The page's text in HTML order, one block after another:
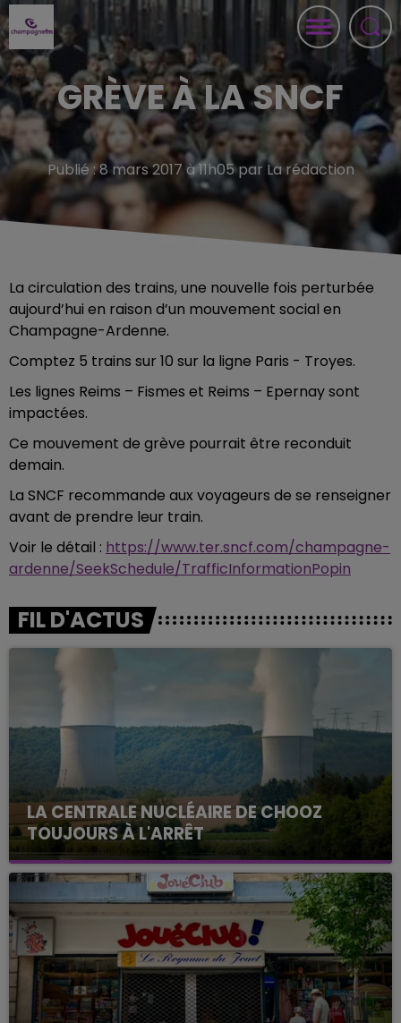
GRÈVE À LA SNCF
Publié : 8 mars 2017 à 11h05 par La rédaction
La circulation des trains, une nouvelle fois perturbée
aujourd’hui en raison d’un mouvement social en
Champagne-Ardenne.
Comptez 5 trains sur 10 sur la ligne Paris - Troyes.
Les lignes Reims – Fismes et Reims – Epernay sont
impactées.
Ce mouvement de grève pourrait être reconduit
demain.
La SNCF recommande aux voyageurs de se renseigner
avant de prendre leur train.
Voir le détail : https://www.ter.sncf.com/champagne-
ardenne/SeekSchedule/TrafficInformationPopin
FIL D'ACTUS
LA CENTRALE NUCLÉAIRE DE CHOOZ
TOUJOURS À L'ARRÊT
Cela fait déjà une semaine que la centrale
nucléaire ardennaise est à l'arrêt. Une situation
justifiée par la sécheresse intense qui est toujours
présente.